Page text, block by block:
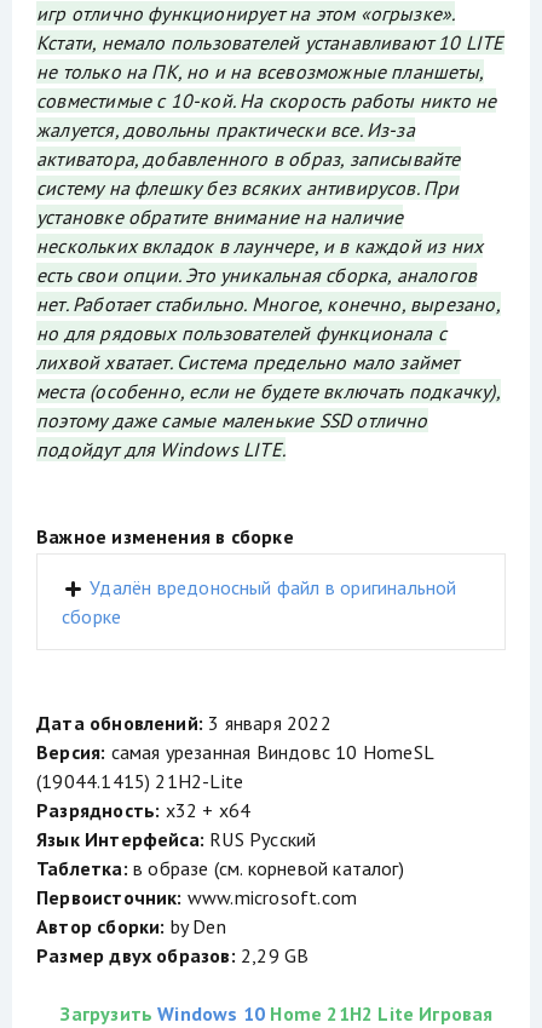
игр отлично функционирует на этом «огрызке».
Кстати, немало пользователей устанавливают 10 LITE
не только на ПК, но и на всевозможные планшеты,
совместимые с 10-кой. На скорость работы никто не
жалуется, довольны практически все. Из-за
активатора, добавленного в образ, записывайте
систему на флешку без всяких антивирусов. При
установке обратите внимание на наличие
нескольких вкладок в лаунчере, и в каждой из них
есть свои опции. Это уникальная сборка, аналогов
нет. Работает стабильно. Многое, конечно, вырезано,
но для рядовых пользователей функционала с
лихвой хватает. Система предельно мало займет
места (особенно, если не будете включать подкачку),
поэтому даже самые маленькие SSD отлично
подойдут для Windows LITE.
Важное изменения в сборке
Удалён вредоносный файл в оригинальной
сборке
Дата обновлений: 3 января 2022
Версия: самая урезанная Виндовс 10 HomeSL
(19044.1415) 21H2-Lite
Разрядность: x32 + x64
Язык Интерфейса: RUS Русский
Таблетка: в образе (см. корневой каталог)
Первоисточник: www.microsoft.com
Автор сборки: by Den
Размер двух образов: 2,29 GB
ЗагрузитьWindows 10 Home 21H2 Lite Игровая